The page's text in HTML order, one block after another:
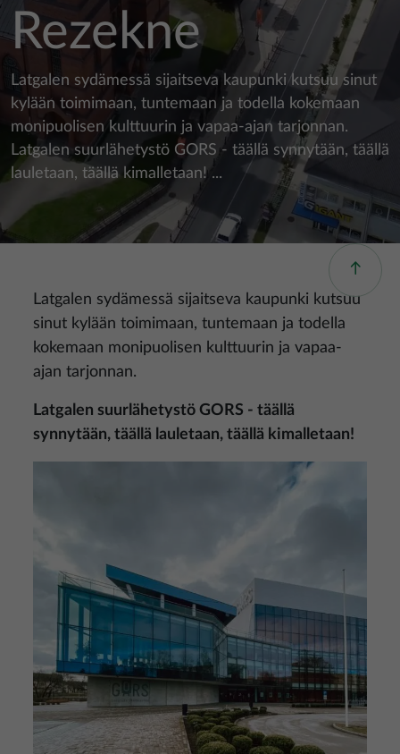
Rezekne
Latgalen sydämessä sijaitseva kaupunki kutsuu sinut
kylään toimimaan, tuntemaan ja todella kokemaan
monipuolisen kulttuurin ja vapaa-ajan tarjonnan.
Latgalen suurlähetystö GORS - täällä synnytään, täällä
lauletaan, täällä kimalletaan! ...
Latgalen sydämessä sijaitseva kaupunki kutsuu
sinut kylään toimimaan, tuntemaan ja todella
kokemaan monipuolisen kulttuurin ja vapaa-
ajan tarjonnan.
Latgalen suurlähetystö GORS - täällä
synnytään, täällä lauletaan, täällä kimalletaan!